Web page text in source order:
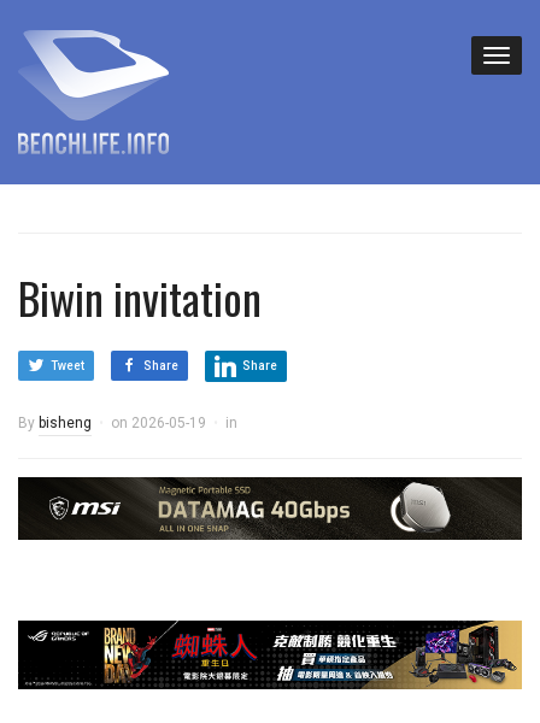
Biwin invitation
Tweet Share Share
By bisheng on 2026-05-19 in